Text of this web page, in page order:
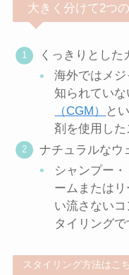
大きく分けて2つ
くっきりとした
海外ではメ
知られていな
（CGM）
と
剤を使用した
ナチュラルなウ
シャンプー
ームまたは
い流さない
タイリングで
スタイリング方法はこ